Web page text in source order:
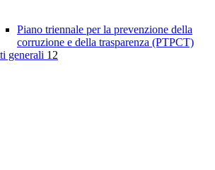
Piano triennale per la prevenzione della
corruzione e della trasparenza (PTPCT)
generali 12